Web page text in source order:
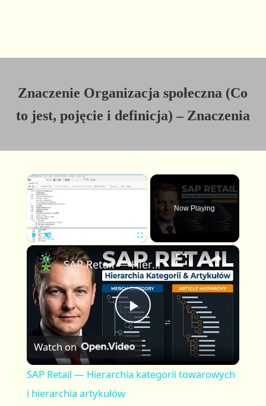
Znaczenie Organizacja społeczna (Co
to jest, pojęcie i definicja) – Znaczenia
×
a
y
U
n
m
t
u
l
l
c
e
n
Now Playing
×
P
l
SAP Retail — Hierarchia kategorii towarowych i hierarchia artykułów
Watch on
SAP Retail — Hierarchia kategorii towarowych
i hierarchia artykułów